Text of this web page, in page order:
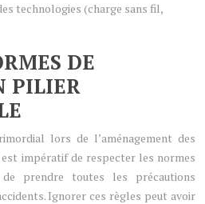
technologies (charge sans fil,
DE
PILIER
lors de l’aménagement des
impératif de respecter les normes
prendre toutes les précautions
Ignorer ces règles peut avoir